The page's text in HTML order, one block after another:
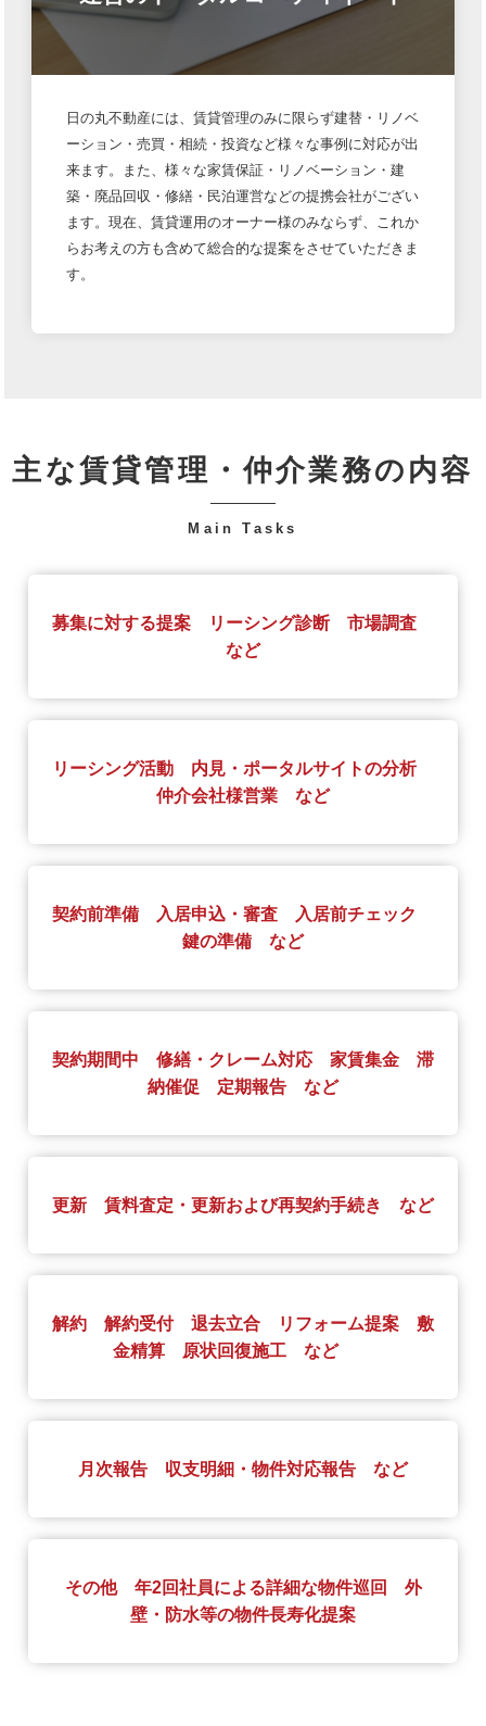
日の丸不動産には、賃貸管理のみに限らず建替・リノベ
ーション・売買・相続・投資など様々な事例に対応が出
来ます。また、様々な家賃保証・リノベーション・建
築・廃品回収・修繕・民泊運営などの提携会社がござい
ます。現在、賃貸運用のオーナー様のみならず、これか
らお考えの方も含めて総合的な提案をさせていただきま
す。
主な賃貸管理・仲介業務の内容
-
Main Tasks
募集に対する提案 リーシング診断 市場調査
など
リーシング活動 内見・ポータルサイトの分析
仲介会社様営業 など
契約前準備 入居申込・審査 入居前チェック
鍵の準備 など
契約期間中 修繕・クレーム対応 家賃集金 滞
納催促 定期報告 など
更新 賃料査定・更新および再契約手続き など
解約 解約受付 退去立合 リフォーム提案 敷
金精算 原状回復施工 など
月次報告 収支明細・物件対応報告 など
その他 年2回社員による詳細な物件巡回 外
壁・防水等の物件長寿化提案